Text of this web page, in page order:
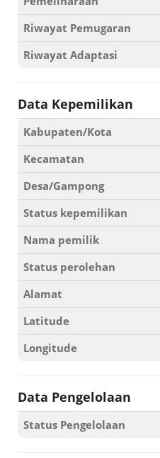
Riwayat Pemugaran
Riwayat Adaptasi
Data Kepemilikan
Kabupaten/Kota
Kecamatan
Desa/Gampong
Status kepemilikan
Nama pemilik
Status perolehan
Alamat
Latitude
Longitude
Data Pengelolaan
Status Pengelolaan